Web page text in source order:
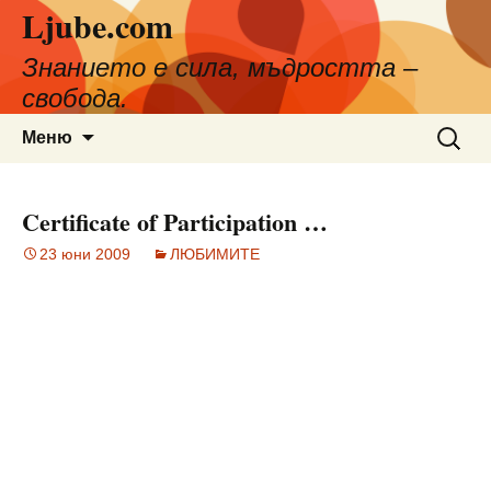
съдържанието
Ljube.com
Знанието е сила, мъдростта –
свобода.
Меню
за:
Certificate of Participation …
23 юни 2009 ЛЮБИМИТЕ